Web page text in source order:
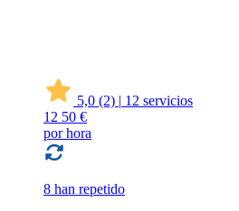
5,0 (2) | 12 servicios
12 50 €
por hora
8 han repetido